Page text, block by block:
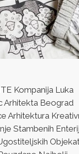
Kompanija Luka
Arhitekta Beograd
Arhitektura
Stambenih